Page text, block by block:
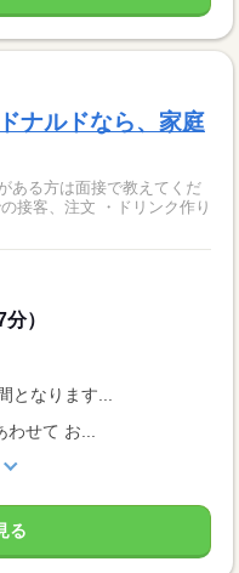
ナルドなら、家庭
ある方は面接で教えてくだ
）
なります...
せて お...
る